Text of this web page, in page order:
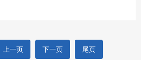
上一页 下一页 尾页